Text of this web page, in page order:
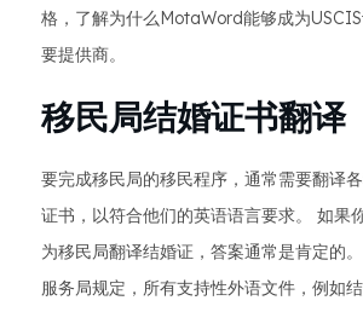
格，了解为什么MotaWord能够成为
要提供商。
移民局结婚证书翻译
要完成移民局的移民程序，通常需要翻译
证书，以符合他们的英语语言要求。 如果
为移民局翻译结婚证，答案通常是肯定的
服务局规定，所有支持性外语文件，例如